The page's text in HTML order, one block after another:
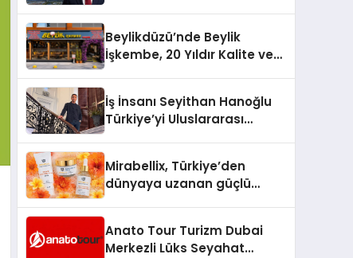
Holding Industrial City”
Projesini Hayata Geçirecek
Beylikdüzü’nde Beylik
İşkembe, 20 Yıldır Kalite ve
İş İnsanı Seyithan Hanoğlu
Türkiye’yi Uluslararası
Mirabellix, Türkiye’den
dünyaya uzanan güçlü
Anato Tour Turizm Dubai
Merkezli Lüks Seyahat